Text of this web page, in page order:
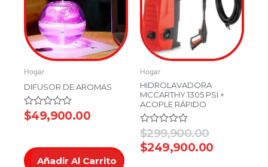
Hogar
DIFUSOR DE AROMAS
Valorado
en
5
$49,900.00
Añadir Al Carrito
Hogar
HIDROLAVADORA
MCCARTHY 1305 PSI +
ACOPLE RÁPIDO
Valorado
en
0
$299,900.00
$249,900.00